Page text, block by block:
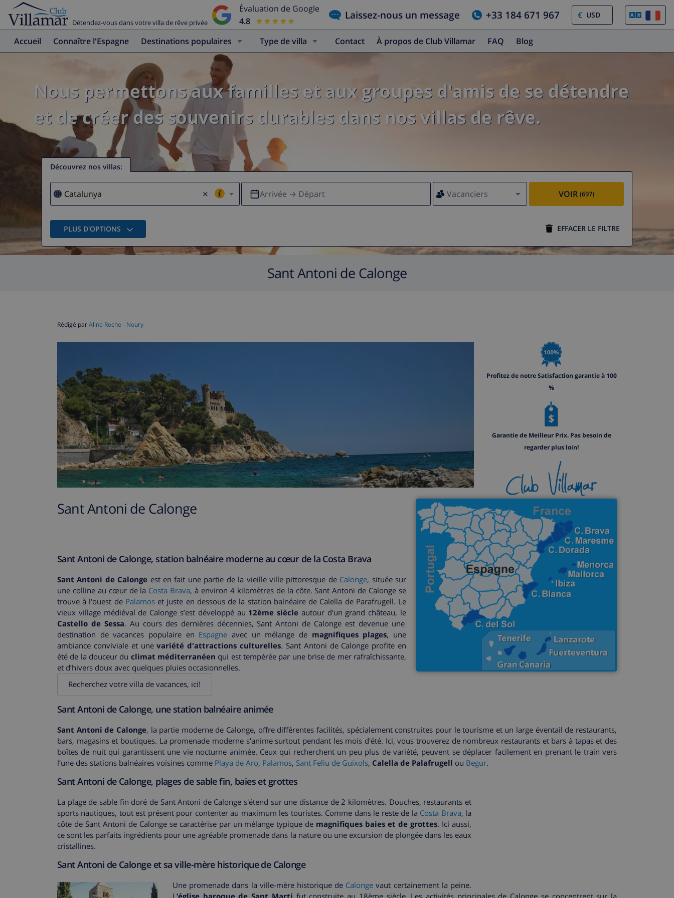
Détendez-vous dans votre villa de rêve privée
Évaluation de Google
4.8 ★★★★★
★★★★★ Laissez-nous un message +33 184 671 967 €
Accueil Connaître l'Espagne Destinations populaires Type de villa Contact À propos de Club Villamar FAQ Blog
Nous permettons aux familles et aux groupes d'amis de se détendre
et de créer des souvenirs durables dans nos villas de rêve.
Découvrez nos villas:
× Arrivée → Départ Vacanciers VOIR (697)
PLUS D'OPTIONS EFFACER LE FILTRE
Sant Antoni de Calonge
Rédigé parAline Roche - Noury
Profitez de notre Satisfaction garantie à 100
%
Garantie de Meilleur Prix. Pas besoin de
regarder plus loin!
Sant Antoni de Calonge
Sant Antoni de Calonge, station balnéaire moderne au cœur de la Costa Brava
Sant Antoni de Calonge est en fait une partie de la vieille ville pittoresque de Calonge, située sur
une colline au cœur de la Costa Brava, à environ 4 kilomètres de la côte. Sant Antoni de Calonge se
trouve à l'ouest de Palamoset juste en dessous de la station balnéaire de Calella de Parafrugell. Le
vieux village médiéval de Calonge s’est développé au 12ème siècle autour d'un grand château, le
Castello de Sessa. Au cours des dernières décennies, Sant Antoni de Calonge est devenue une
destination de vacances populaire en Espagne avec un mélange de magnifiques plages, une
ambiance conviviale et unevariété d'attractions culturelles. Sant Antoni de Calonge profite en
été de la douceur du climat méditerranéen qui est tempérée par une brise de mer rafraîchissante,
et d’hivers doux avec quelques pluies occasionnelles.
Recherchez votre villa de vacances, ici!
Sant Antoni de Calonge, une station balnéaire animée
Sant Antoni de Calonge, la partie moderne de Calonge, offre différentes facilités, spécialement construites pour le tourisme et un large éventail de restaurants,
bars, magasins et boutiques. La promenade moderne s'anime surtout pendant les mois d'été. Ici, vous trouverez de nombreux restaurants et bars à tapas et des
boîtes de nuit qui garantissent une vie nocturne animée. Ceux qui recherchent un peu plus de variété, peuvent se déplacer facilement en prenant le train vers
l’une des stations balnéaires voisines comme Playa de Aro, Palamos, Sant Feliu de Guixols, Calella de Palafrugell ou Begur.
Sant Antoni de Calonge, plages de sable fin, baies et grottes
La plage de sable fin doré de Sant Antoni de Calonge s'étend sur une distance de 2 kilomètres. Douches, restaurants et
sports nautiques, tout est présent pour contenter au maximum les touristes. Comme dans le reste de la Costa Brava, la
côte de Sant Antoni de Calonge se caractérise par un mélange typique de magnifiques baies et de grottes. Ici aussi,
ce sont les parfaits ingrédients pour une agréable promenade dans la nature ou une excursion de plongée dans les eaux
cristallines.
Sant Antoni de Calonge et sa ville-mère historique de Calonge
Une promenade dans la ville-mère historique de Calonge vaut certainement la peine.